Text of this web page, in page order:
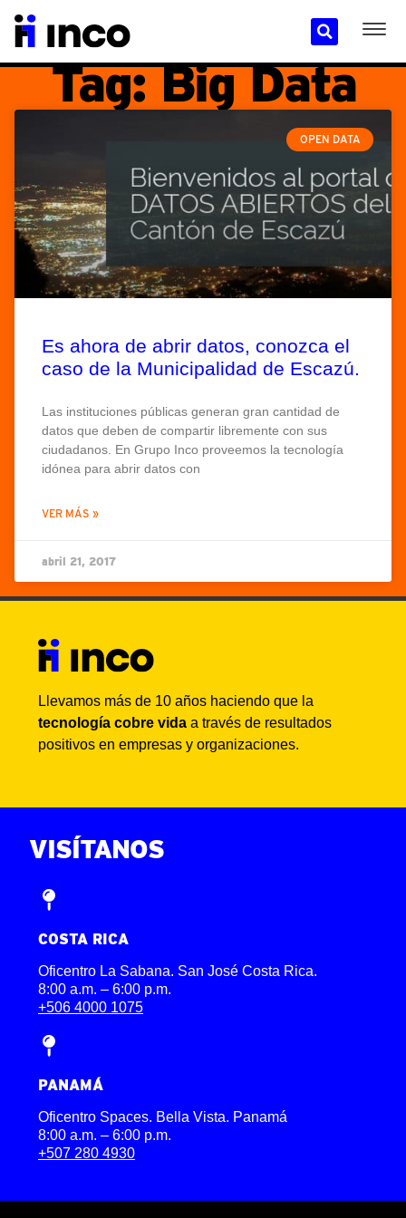
ENGLISH
Tag: Big Data
OPEN DATA
Es ahora de abrir datos, conozca el
caso de la Municipalidad de Escazú.
Las instituciones públicas generan gran cantidad de
datos que deben de compartir libremente con sus
ciudadanos. En Grupo Inco proveemos la tecnología
idónea para abrir datos con
VER MÁS »
abril 21, 2017
Llevamos más de 10 años haciendo que la
tecnología cobre vida a través de resultados
positivos en empresas y organizaciones.
VISÍTANOS
COSTA RICA
Oficentro La Sabana. San José Costa Rica.
8:00 a.m. – 6:00 p.m.
+506 4000 1075
PANAMÁ
Oficentro Spaces. Bella Vista. Panamá
8:00 a.m. – 6:00 p.m.
+507 280 4930